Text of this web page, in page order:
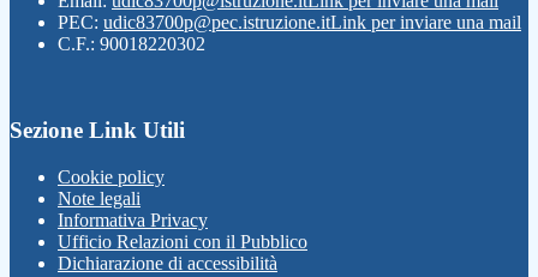
PEC: udic83700p@pec.istruzione.itLink per inviare una mail
C.F.: 90018220302
Sezione Link Utili
Cookie policy
Note legali
Informativa Privacy
Ufficio Relazioni con il Pubblico
Dichiarazione di accessibilità